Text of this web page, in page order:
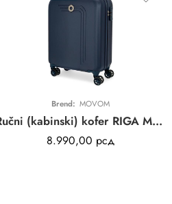
Brend: MOVOM
Ručni (kabinski) kofer RIGA Movom | teget | ABS
8.990,00 рсд